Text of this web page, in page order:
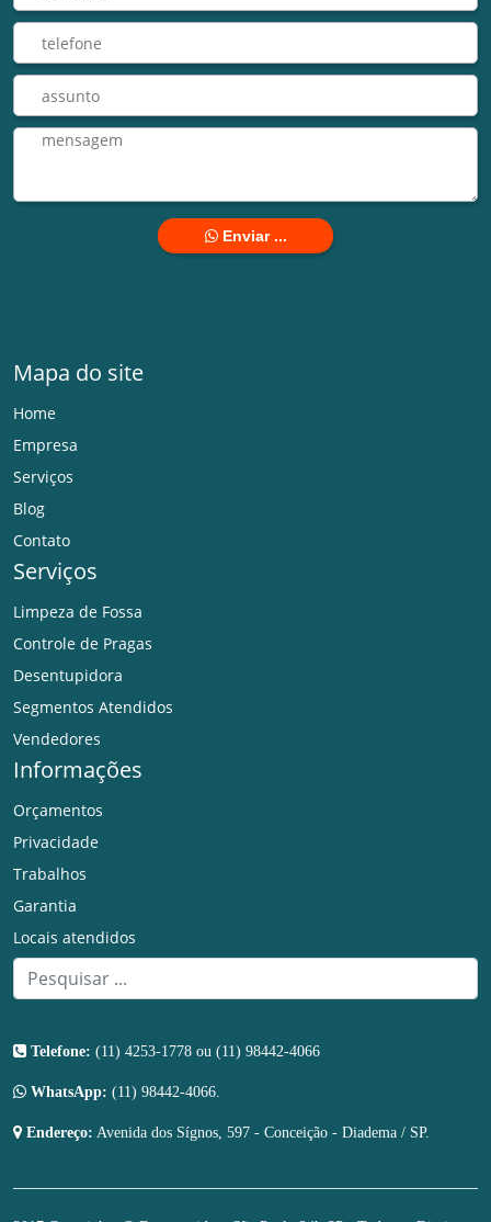
Enviar ...
Mapa do site
Home
Empresa
Serviços
Blog
Contato
Serviços
Limpeza de Fossa
Controle de Pragas
Desentupidora
Segmentos Atendidos
Vendedores
Informações
Orçamentos
Privacidade
Trabalhos
Garantia
Locais atendidos
Telefone: (11) 4253-1778 ou (11) 98442-4066
WhatsApp: (11) 98442-4066.
Endereço: Avenida dos Sígnos, 597 - Conceição - Diadema / SP.